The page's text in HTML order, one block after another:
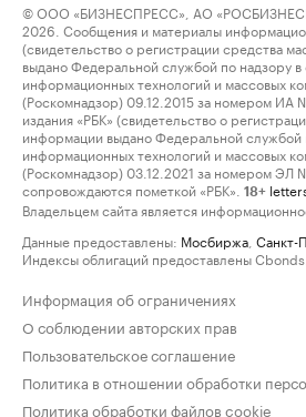
© ООО «БИЗНЕСПРЕСС», АО
2026. Сообщения и материалы
(свидетельство о регистрации средства
выдано Федеральной службой по надзору в
информационных технологий и массовых
(Роскомнадзор) 09.12.2015 за номером ИА
издания «РБК» (свидетельство о
информации выдано Федеральной службой
информационных технологий и массовых
(Роскомнадзор) 03.12.2021 за номером
сопровождаются пометкой «РБК».
18+
Владельцем сайта является
Данные предоставлены: Мосбиржа Санкт-
Индексы облигаций предоставлены Cbonds.
Информация об ограничениях
О соблюдении авторских прав
Пользовательское соглашение
Политика в отношении обработки
Политика обработки файлов cookie